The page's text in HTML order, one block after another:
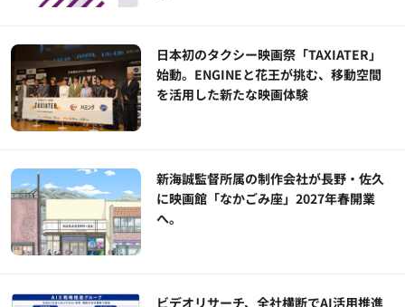
日本初のタクシー映画祭「TAXIATER」
始動。ENGINEと花王が挑む、移動空間
を活用した新たな映画体験
新海誠監督所属の制作会社が長野・佐久
に映画館「なかごみ座」2027年春開業
へ。
ビデオリサーチ、全社横断でAI活用推進